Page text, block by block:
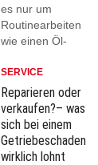
es nur um
Routinearbeiten
wie einen Öl-
SERVICE
Reparieren oder
verkaufen?– was
sich bei einem
Getriebeschaden
wirklich lohnt